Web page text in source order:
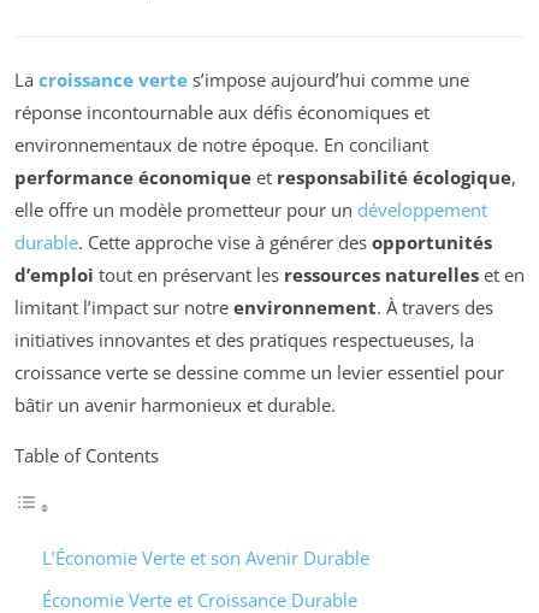
La croissance verte s’impose aujourd’hui comme une
réponse incontournable aux défis économiques et
environnementaux de notre époque. En conciliant
performance économique et responsabilité écologique,
elle offre un modèle prometteur pour un développement
durable. Cette approche vise à générer des opportunités
d’emploi tout en préservant les ressources naturelles et en
limitant l’impact sur notre environnement. À travers des
initiatives innovantes et des pratiques respectueuses, la
croissance verte se dessine comme un levier essentiel pour
bâtir un avenir harmonieux et durable.
Table of Contents
L’Économie Verte et son Avenir Durable
Économie Verte et Croissance Durable